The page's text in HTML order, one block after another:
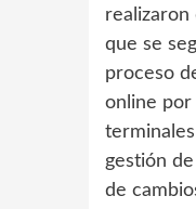
realizaron
que se
proceso
online por
gestión
de